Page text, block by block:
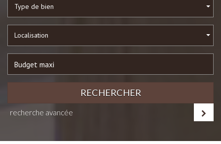
Type de bien
Localisation
RECHERCHER
recherche avancée